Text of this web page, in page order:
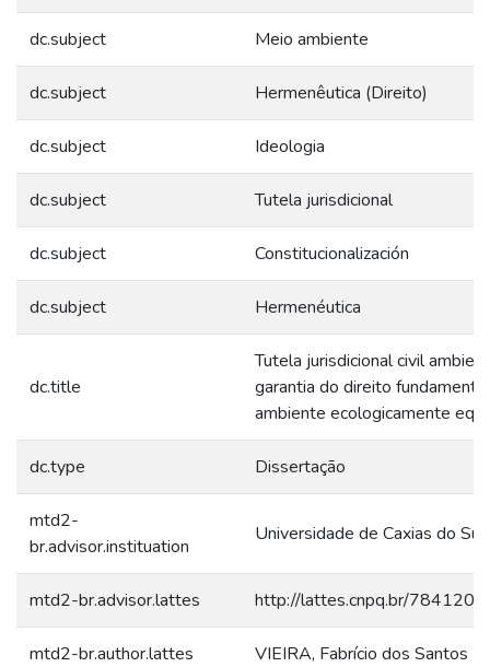
dc.subject Meio ambiente
dc.subject Hermenêutica (Direito)
dc.subject Ideologia
dc.subject Tutela jurisdicional
dc.subject Constitucionalización
dc.subject Hermenéutica
dc.title
Tutela jurisdicional civil
garantia do direito
ambiente ecologicamente
dc.type Dissertação
mtd2-
br.advisor.instituation
Universidade de Caxias do Sul
mtd2-br.advisor.lattes http://lattes.cnpq.br/
mtd2-br.author.lattes VIEIRA, Fabrício dos Santos